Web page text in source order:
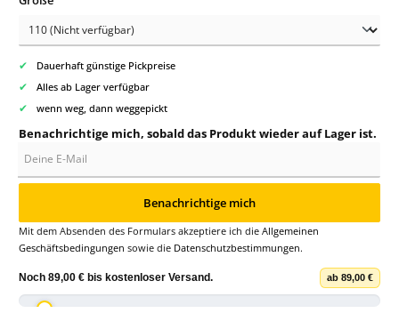
✔ Dauerhaft günstige Pickpreise
✔ Alles ab Lager verfügbar
✔ wenn weg, dann weggepickt
Benachrichtige mich, sobald das Produkt wieder auf Lager ist.
Benachrichtige mich
Mit dem Absenden des Formulars akzeptiere ich die Allgemeinen
Geschäftsbedingungen sowie die Datenschutzbestimmungen.
Noch 89,00 € bis kostenloser Versand. ab 89,00 €